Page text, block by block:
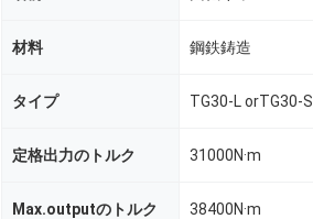
材料 鋼鉄鋳造
タイプ TG30-L orTG30-S
定格出力のトルク 31000N·m
Max.outputのトルク 38400N·m